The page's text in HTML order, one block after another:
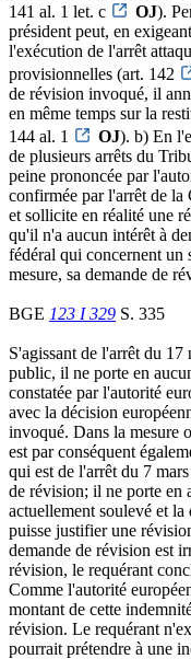
141 al. 1 let. c
OJ).
président peut, en
l'exécution de l'arrêt
provisionnelles (art. 142
de révision invoqué, il
en même temps sur la
144 al. 1
OJ). b) En
de plusieurs arrêts du
peine prononcée par
confirmée par l'arrêt de la
et sollicite en réalité une
qu'il n'a aucun intérêt à
fédéral qui concernent un
mesure, sa demande de
BGE 123 I 329 S. 335
S'agissant de l'arrêt du
public, il ne porte en
constatée par l'autorité
avec la décision
invoqué. Dans la mesure
est par conséquent
qui est de l'arrêt du 7
de révision; il ne porte en
actuellement soulevé et
puisse justifier une
demande de révision est
révision, le requérant
Comme l'autorité
montant de cette
révision. Le requérant
pourrait prétendre à une